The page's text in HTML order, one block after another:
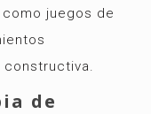
juegos de
constructiva.
de